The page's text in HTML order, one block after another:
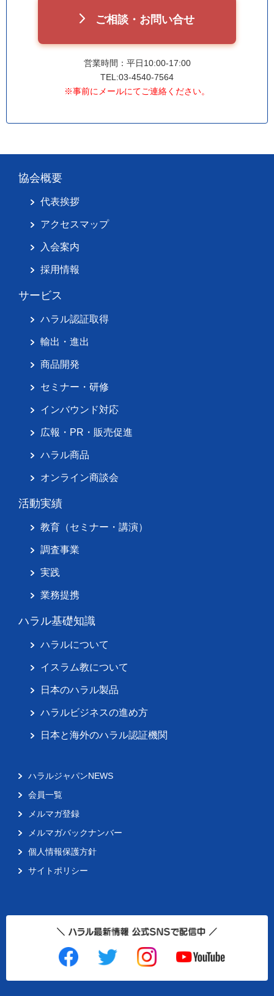
ご相談・お問い合せ
営業時間：平日10:00-17:00
TEL:03-4540-7564
※事前にメールにてご連絡ください。
協会概要
代表挨拶
アクセスマップ
入会案内
採用情報
サービス
ハラル認証取得
輸出・進出
商品開発
セミナー・研修
インバウンド対応
広報・PR・販売促進
ハラル商品
オンライン商談会
活動実績
教育（セミナー・講演）
調査事業
実践
業務提携
ハラル基礎知識
ハラルについて
イスラム教について
日本のハラル製品
ハラルビジネスの進め方
日本と海外のハラル認証機関
ハラルジャパンNEWS
会員一覧
メルマガ登録
メルマガバックナンバー
個人情報保護方針
サイトポリシー